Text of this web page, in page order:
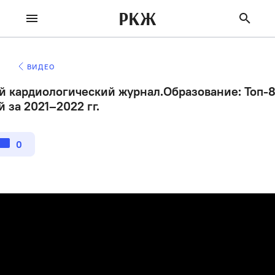
РКЖ
ВИДЕО
кардиологический журнал.Образование: Топ-8
за 2021–2022 гг.
0